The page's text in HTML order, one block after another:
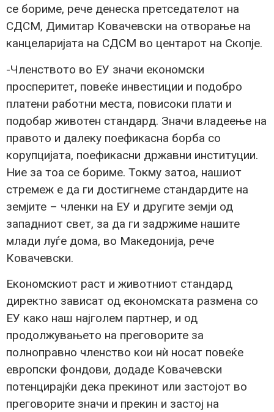
се бориме, рече денеска претседателот на
СДСМ, Димитар Ковачевски на отворање на
канцеларијата на СДСМ во центарот на Скопје.
-Членството во ЕУ значи економски
просперитет, повеќе инвестиции и подобро
платени работни места, повисоки плати и
подобар животен стандард. Значи владеење на
правото и далеку поефикасна борба со
корупцијата, поефикасни државни институции.
Ние за тоа се бориме. Токму затоа, нашиот
стремеж е да ги достигнеме стандардите на
земјите – членки на ЕУ и другите земји од
западниот свет, за да ги задржиме нашите
млади луѓе дома, во Македонија, рече
Ковачевски.
Економскиот раст и животниот стандард
директно зависат од економската размена со
ЕУ како наш најголем партнер, и од
продолжувањето на преговорите за
полноправно членство кои нѝ носат повеќе
европски фондови, додаде Ковачевски
потенцирајќи дека прекинот или застојот во
преговорите значи и прекин и застој на